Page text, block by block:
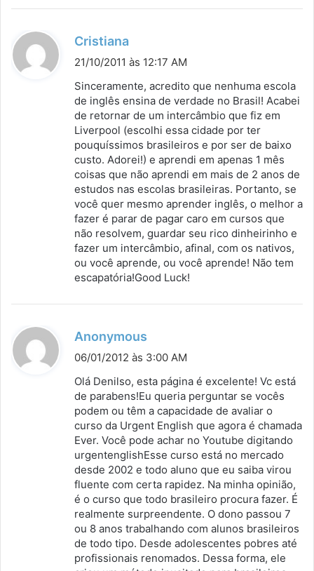
Cristiana
i
s
e
:
21/10/2011 às 12:17 AM
Sinceramente, acredito que nenhuma escola
de inglês ensina de verdade no Brasil! Acabei
de retornar de um intercâmbio que fiz em
Liverpool (escolhi essa cidade por ter
pouquíssimos brasileiros e por ser de baixo
custo. Adorei!) e aprendi em apenas 1 mês
coisas que não aprendi em mais de 2 anos de
estudos nas escolas brasileiras. Portanto, se
você quer mesmo aprender inglês, o melhor a
fazer é parar de pagar caro em cursos que
não resolvem, guardar seu rico dinheirinho e
fazer um intercâmbio, afinal, com os nativos,
ou você aprende, ou você aprende! Não tem
escapatória!Good Luck!
Anonymous
i
s
e
:
06/01/2012 às 3:00 AM
Olá Denilso, esta página é excelente! Vc está
de parabens!Eu queria perguntar se vocês
podem ou têm a capacidade de avaliar o
curso da Urgent English que agora é chamada
Ever. Você pode achar no Youtube digitando
urgentenglishEsse curso está no mercado
desde 2002 e todo aluno que eu saiba virou
fluente com certa rapidez. Na minha opinião,
é o curso que todo brasileiro procura fazer. É
realmente surpreendente. O dono passou 7
ou 8 anos trabalhando com alunos brasileiros
de todo tipo. Desde adolescentes pobres até
profissionais renomados. Dessa forma, ele